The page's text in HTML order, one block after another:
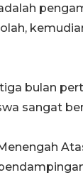
bulan
sangat